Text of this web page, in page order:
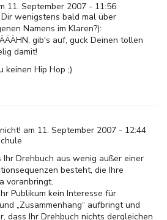
11. September 2007 - 11:56
wenigstens bald mal über
Namens im Klaren?):
gib's auf, guck Deinen tollen
damit!
keinen Hip Hop ;)
am 11. September 2007 - 12:44
Ihr Drehbuch aus wenig außer einer
besteht, die Ihre
voranbringt.
Publikum kein Interesse für
„Zusammenhang“ aufbringt und
dass Ihr Drehbuch nichts dergleichen